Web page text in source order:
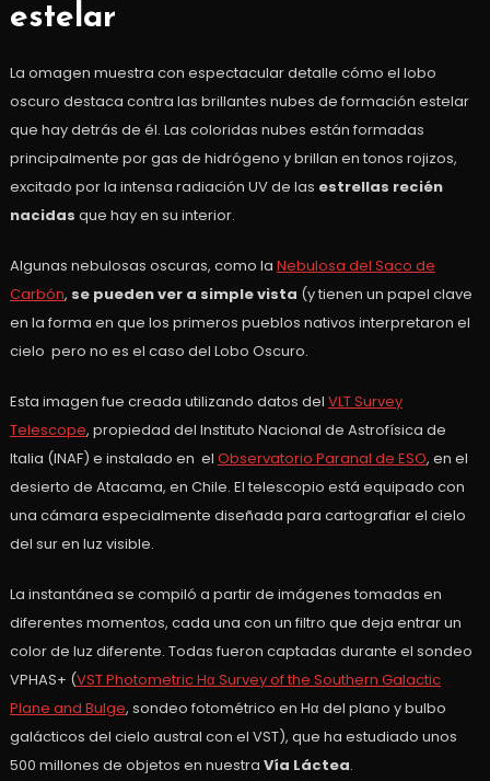
estelar
La omagen muestra con espectacular detalle cómo el lobo
oscuro destaca contra las brillantes nubes de formación estelar
que hay detrás de él. Las coloridas nubes están formadas
principalmente por gas de hidrógeno y brillan en tonos rojizos,
excitado por la intensa radiación UV de las estrellas recién
nacidas que hay en su interior.
Algunas nebulosas oscuras, como la Nebulosa del Saco de
Carbón, se pueden ver a simple vista (y tienen un papel clave
en la forma en que los primeros pueblos nativos interpretaron el
cielo pero no es el caso del Lobo Oscuro.
Esta imagen fue creada utilizando datos del VLT Survey
Telescope, propiedad del Instituto Nacional de Astrofísica de
Italia (INAF) e instalado en el Observatorio Paranal de ESO, en el
desierto de Atacama, en Chile. El telescopio está equipado con
una cámara especialmente diseñada para cartografiar el cielo
del sur en luz visible.
La instantánea se compiló a partir de imágenes tomadas en
diferentes momentos, cada una con un filtro que deja entrar un
color de luz diferente. Todas fueron captadas durante el sondeo
VPHAS+ (VST Photometric Hα Survey of the Southern Galactic
Plane and Bulge, sondeo fotométrico en Hα del plano y bulbo
galácticos del cielo austral con el VST), que ha estudiado unos
500 millones de objetos en nuestra Vía Láctea.